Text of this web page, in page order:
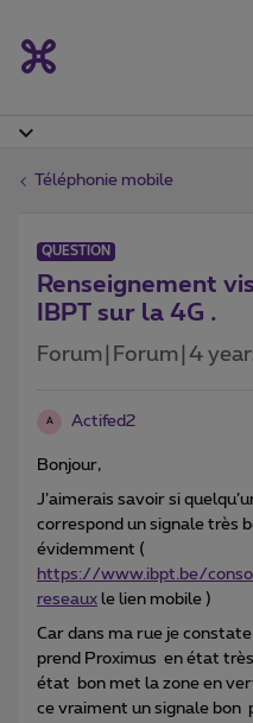
Téléphonie mobile
QUESTION
Renseignement
IBPT sur la 4G .
Forum|Forum|4
A Actifed2
Bonjour,
J’aimerais savoir si
correspond un signale très
évidemment (
https://www.ibpt.be/
reseaux le lien mobile )
Car dans ma rue je
prend Proximus en état
état bon met la zone en
ce vraiment un signale bon